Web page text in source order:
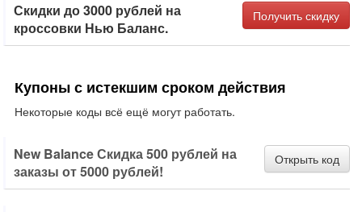
Скидки до 3000 рублей на
кроссовки Нью Баланс.
Получить скидку
Купоны с истекшим сроком действия
Некоторые коды всё ещё могут работать.
New Balance Скидка 500 рублей на
заказы от 5000 рублей!
Открыть код